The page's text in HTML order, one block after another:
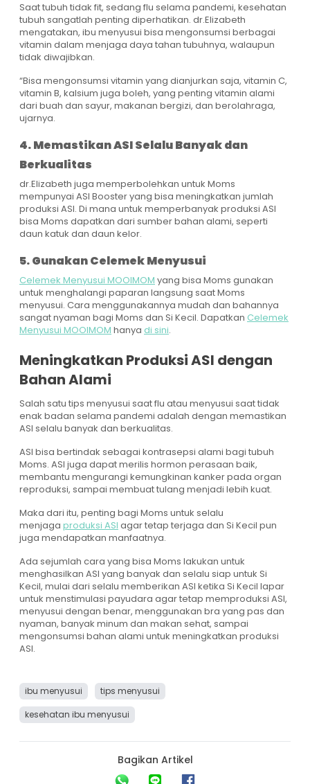
Saat tubuh tidak fit, sedang flu selama pandemi, kesehatan
tubuh sangatlah penting diperhatikan. dr.Elizabeth
mengatakan, ibu menyusui bisa mengonsumsi berbagai
vitamin dalam menjaga daya tahan tubuhnya, walaupun
tidak diwajibkan.
“Bisa mengonsumsi vitamin yang dianjurkan saja, vitamin C,
vitamin B, kalsium juga boleh, yang penting vitamin alami
dari buah dan sayur, makanan bergizi, dan berolahraga,
ujarnya.
4. Memastikan ASI Selalu Banyak dan
Berkualitas
dr.Elizabeth juga memperbolehkan untuk Moms
mempunyai ASI Booster yang bisa meningkatkan jumlah
produksi ASI. Di mana untuk memperbanyak produksi ASI
bisa Moms dapatkan dari sumber bahan alami, seperti
daun katuk dan daun kelor.
5. Gunakan Celemek Menyusui
Celemek Menyusui MOOIMOM yang bisa Moms gunakan
untuk menghalangi paparan langsung saat Moms
menyusui. Cara menggunakannya mudah dan bahannya
sangat nyaman bagi Moms dan Si Kecil. Dapatkan Celemek
Menyusui MOOIMOM hanya di sini.
Meningkatkan Produksi ASI dengan
Bahan Alami
Salah satu tips menyusui saat flu atau menyusui saat tidak
enak badan selama pandemi adalah dengan memastikan
ASI selalu banyak dan berkualitas.
ASI bisa bertindak sebagai kontrasepsi alami bagi tubuh
Moms. ASI juga dapat merilis hormon perasaan baik,
membantu mengurangi kemungkinan kanker pada organ
reproduksi, sampai membuat tulang menjadi lebih kuat.
Maka dari itu, penting bagi Moms untuk selalu
menjaga produksi ASI agar tetap terjaga dan Si Kecil pun
juga mendapatkan manfaatnya.
Ada sejumlah cara yang bisa Moms lakukan untuk
menghasilkan ASI yang banyak dan selalu siap untuk Si
Kecil, mulai dari selalu memberikan ASI ketika Si Kecil lapar
untuk menstimulasi payudara agar tetap memproduksi ASI,
menyusui dengan benar, menggunakan bra yang pas dan
nyaman, banyak minum dan makan sehat, sampai
mengonsumsi bahan alami untuk meningkatkan produksi
ASI.
ibu menyusui
tips menyusui
kesehatan ibu menyusui
Bagikan Artikel